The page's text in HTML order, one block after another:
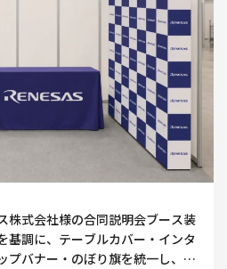
株式会社様の合同説明会ブース装
基調に、テーブルカバー・インタ
プバナー・のぼり旗を統一し、技